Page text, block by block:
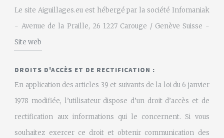
Le site Aiguillages.eu est hébergé par la société Infomaniak
- Avenue de la Praille, 26 1227 Carouge / Genève Suisse -
Site web
DROITS D'ACCÈS ET DE RECTIFICATION :
En application des articles 39 et suivants de la loi du 6 janvier
1978 modifiée, l’utilisateur dispose d’un droit d’accès et de
rectification aux informations qui le concernent. Si vous
souhaitez exercer ce droit et obtenir communication des